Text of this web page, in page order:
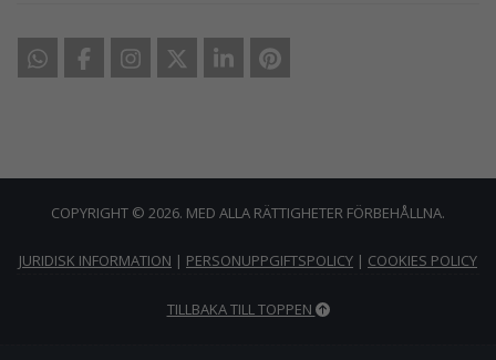
COPYRIGHT © 2026. MED ALLA RÄTTIGHETER FÖRBEHÅLLNA.
JURIDISK INFORMATION | PERSONUPPGIFTSPOLICY | COOKIES POLICY
TILLBAKA TILL TOPPEN